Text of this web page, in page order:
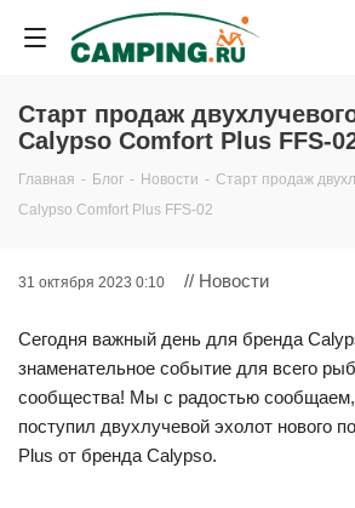
Старт продаж
Calypso Comfort Plus FFS-
Главная - Блог - Новости - Старт продаж
Calypso Comfort Plus FFS-02
31 октября 2023 0:10 // Новости
Сегодня важный день для бренда
знаменательное событие для всего
сообщества! Мы с радостью
поступил двухлучевой эхолот нового
Plus от бренда Calypso.